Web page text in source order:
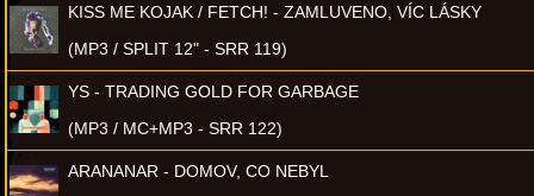
KISS ME KOJAK / FETCH! - ZAMLUVENO, VÍC LÁSKY
(MP3 / SPLIT 12" - SRR 119)
YS - TRADING GOLD FOR GARBAGE
(MP3 / MC+MP3 - SRR 122)
ARANANAR - DOMOV, CO NEBYL